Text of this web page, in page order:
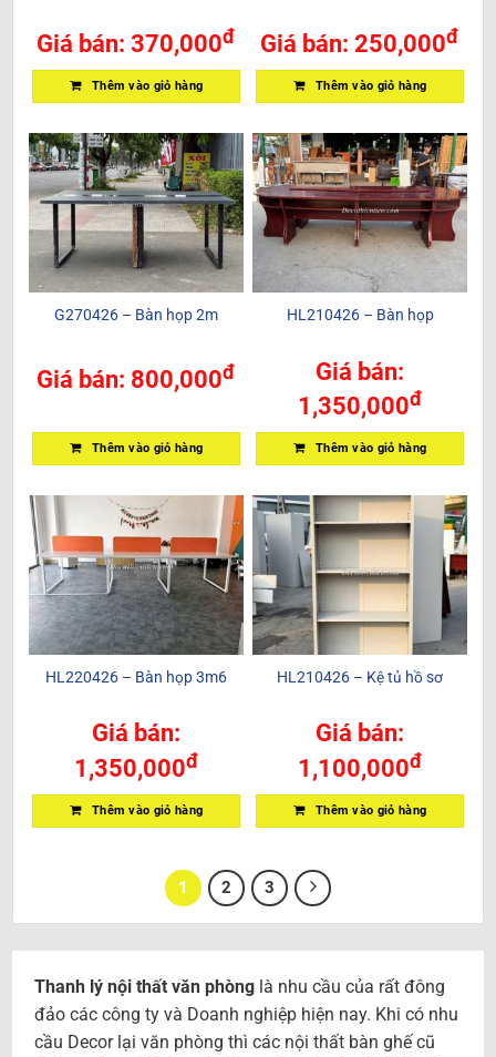
Giá bán: 370,000đ
Thêm vào giỏ hàng
Giá bán: 250,000đ
Thêm vào giỏ hàng
G270426 – Bàn họp 2m
Giá bán: 800,000đ
Thêm vào giỏ hàng
HL210426 – Bàn họp
Giá bán:
1,350,000đ
Thêm vào giỏ hàng
HL220426 – Bàn họp 3m6
Giá bán:
1,350,000đ
Thêm vào giỏ hàng
HL210426 – Kệ tủ hồ sơ
Giá bán:
1,100,000đ
Thêm vào giỏ hàng
1 2 3
Thanh lý nội thất văn phòng là nhu cầu của rất đông
đảo các công ty và Doanh nghiệp hiện nay. Khi có nhu
cầu Decor lại văn phòng thì các nội thất bàn ghế cũ